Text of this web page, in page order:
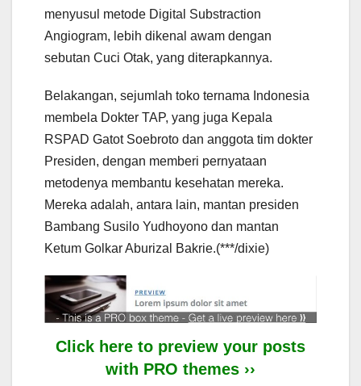
menyusul metode Digital Substraction
Angiogram, lebih dikenal awam dengan
sebutan Cuci Otak, yang diterapkannya.
Belakangan, sejumlah toko ternama Indonesia
membela Dokter TAP, yang juga Kepala
RSPAD Gatot Soebroto dan anggota tim dokter
Presiden, dengan memberi pernyataan
metodenya membantu kesehatan mereka.
Mereka adalah, antara lain, mantan presiden
Bambang Susilo Yudhoyono dan mantan
Ketum Golkar Aburizal Bakrie.(***/dixie)
Click here to preview your posts
with PRO themes ››